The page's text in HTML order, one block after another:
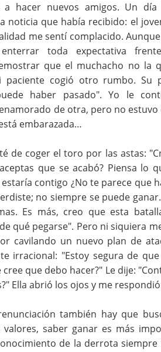
hacer nuevos amigos. Un
noticia que había recibido: el
me sentí complacido.
toda expectativa
que el muchacho no la
paciente cogió otro rumbo. Su
haber pasado". Yo le
de otra, pero no
embarazada…
de coger el toro por las astas:
que se acabó? Piensa lo
contigo ¿No te parece que
no siempre se puede
Es más, creo que esta
qué pegarse". Pero ni siquiera
cavilando un nuevo plan de
irracional: "Estoy segura de
que debo hacer?" Le dije:
Ella abrió los ojos y me
también hay que
saber ganar es más
de la derrota